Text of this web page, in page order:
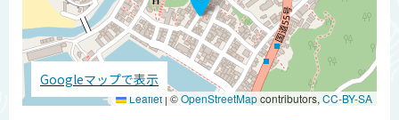
Leaflet | ©OpenStreetMapcontributors, CC-BY-SA
Googleマップで表示